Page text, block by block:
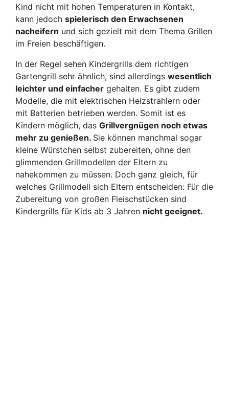
Kind nicht mit hohen Temperaturen in Kontakt,
kann jedoch spielerisch den Erwachsenen
nacheifern und sich gezielt mit dem Thema Grillen
im Freien beschäftigen.
In der Regel sehen Kindergrills dem richtigen
Gartengrill sehr ähnlich, sind allerdings wesentlich
leichter und einfacher gehalten. Es gibt zudem
Modelle, die mit elektrischen Heizstrahlern oder
mit Batterien betrieben werden. Somit ist es
Kindern möglich, das Grillvergnügen noch etwas
mehr zu genießen. Sie können manchmal sogar
kleine Würstchen selbst zubereiten, ohne den
glimmenden Grillmodellen der Eltern zu
nahekommen zu müssen. Doch ganz gleich, für
welches Grillmodell sich Eltern entscheiden: Für die
Zubereitung von großen Fleischstücken sind
Kindergrills für Kids ab 3 Jahren nicht geeignet.